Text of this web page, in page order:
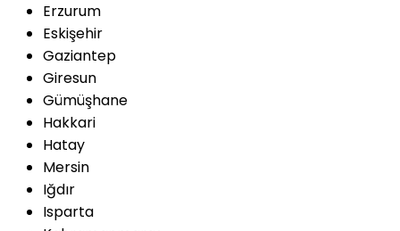
Erzurum
Eskişehir
Gaziantep
Giresun
Gümüşhane
Hakkari
Hatay
Mersin
Iğdır
Isparta